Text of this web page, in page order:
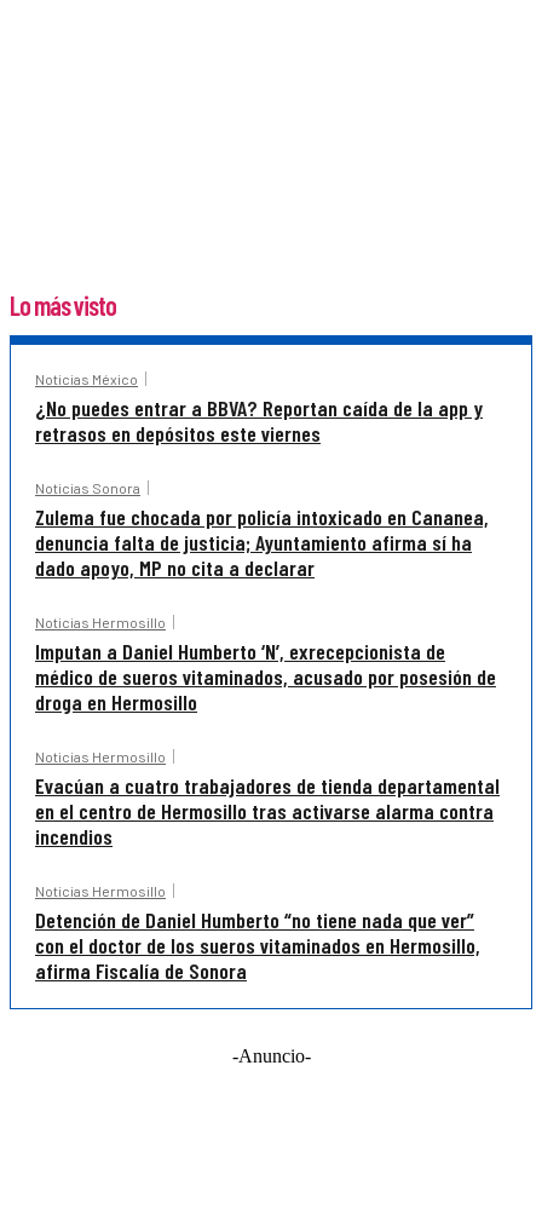
Lo más visto
Noticias México
¿No puedes entrar a BBVA? Reportan caída de la app y
retrasos en depósitos este viernes
Noticias Sonora
Zulema fue chocada por policía intoxicado en Cananea,
denuncia falta de justicia; Ayuntamiento afirma sí ha
dado apoyo, MP no cita a declarar
Noticias Hermosillo
Imputan a Daniel Humberto ‘N’, exrecepcionista de
médico de sueros vitaminados, acusado por posesión de
droga en Hermosillo
Noticias Hermosillo
Evacúan a cuatro trabajadores de tienda departamental
en el centro de Hermosillo tras activarse alarma contra
incendios
Noticias Hermosillo
Detención de Daniel Humberto “no tiene nada que ver”
con el doctor de los sueros vitaminados en Hermosillo,
afirma Fiscalía de Sonora
-Anuncio-